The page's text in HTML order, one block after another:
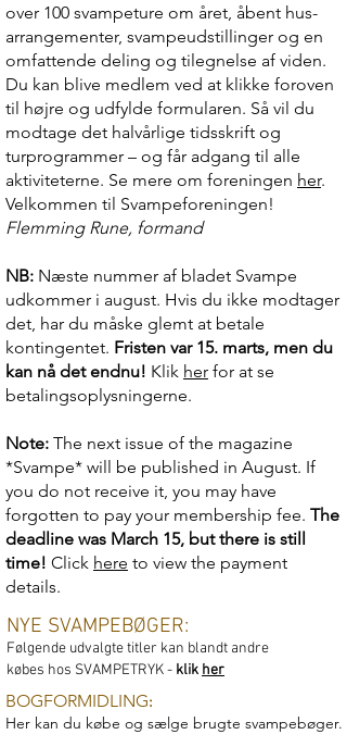
over 100 svampeture om året, åbent hus-
arrangementer, svampeudstillinger og en
omfattende deling og tilegnelse af viden.
Du kan blive medlem ved at klikke foroven
til højre og udfylde formularen. Så vil du
modtage det halvårlige tidsskrift og
turprogrammer – og får adgang til alle
aktiviteterne. Se mere om foreningen her.
Velkommen til Svampeforeningen!
Flemming Rune, formand
NB: Næste nummer af bladet Svampe
udkommer i august. Hvis du ikke modtager
det, har du måske glemt at betale
kontingentet. Fristen var 15. marts, men du
kan nå det endnu! Klik her for at se
betalingsoplysningerne.
Note: The next issue of the magazine
*Svampe* will be published in August. If
you do not receive it, you may have
forgotten to pay your membership fee. The
deadline was March 15, but there is still
time! Click here to view the payment
details.
NYE SVAMPEBØGER:
​Følgende udvalgte titler kan blandt andre
købes hos SVAMPETRYK - klik her
BOGFORMIDLING:​​
Her kan du købe og sælge brugte svampebøger.